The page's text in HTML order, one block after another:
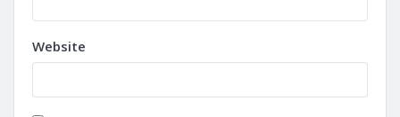
Website